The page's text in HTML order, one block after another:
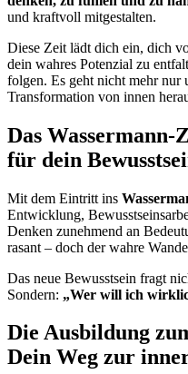
und kraftvoll mitgestalten.
Diese Zeit lädt dich ein, dich
dein wahres Potenzial zu
folgen. Es geht nicht mehr nur
Transformation von innen
Das
für dein
Mit dem Eintritt ins
Entwicklung,
Denken zunehmend an
rasant – doch der wahre
Das neue Bewusstsein fragt
Sondern: „Wer will ich
Die Ausbildung
Dein Weg zur